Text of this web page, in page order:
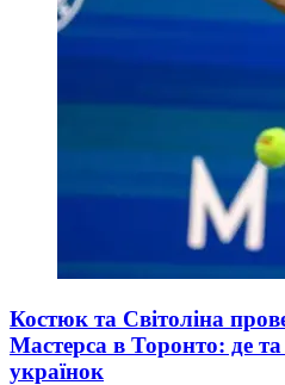
Костюк та Світоліна
Мастерса в Торонто: де та
українок